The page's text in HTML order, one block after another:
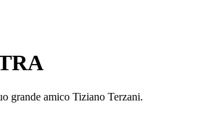
grande amico Tiziano Terzani.